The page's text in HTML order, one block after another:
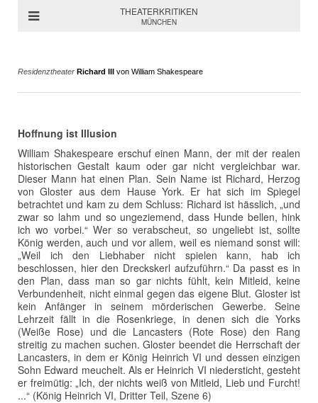
THEATERKRITIKEN
MÜNCHEN
Residenztheater Richard III von William Shakespeare
Hoffnung ist Illusion
William Shakespeare erschuf einen Mann, der mit der realen
historischen Gestalt kaum oder gar nicht vergleichbar war.
Dieser Mann hat einen Plan. Sein Name ist Richard, Herzog
von Gloster aus dem Hause York. Er hat sich im Spiegel
betrachtet und kam zu dem Schluss: Richard ist hässlich, „und
zwar so lahm und so ungeziemend, dass Hunde bellen, hink
ich wo vorbei.“ Wer so verabscheut, so ungeliebt ist, sollte
König werden, auch und vor allem, weil es niemand sonst will:
„Weil ich den Liebhaber nicht spielen kann, hab ich
beschlossen, hier den Dreckskerl aufzuführn.“ Da passt es in
den Plan, dass man so gar nichts fühlt, kein Mitleid, keine
Verbundenheit, nicht einmal gegen das eigene Blut. Gloster ist
kein Anfänger in seinem mörderischen Gewerbe. Seine
Lehrzeit fällt in die Rosenkriege, in denen sich die Yorks
(Weiße Rose) und die Lancasters (Rote Rose) den Rang
streitig zu machen suchen. Gloster beendet die Herrschaft der
Lancasters, in dem er König Heinrich VI und dessen einzigen
Sohn Edward meuchelt. Als er Heinrich VI niedersticht, gesteht
er freimütig: „Ich, der nichts weiß von Mitleid, Lieb und Furcht!
...“ (König Heinrich VI, Dritter Teil, Szene 6)